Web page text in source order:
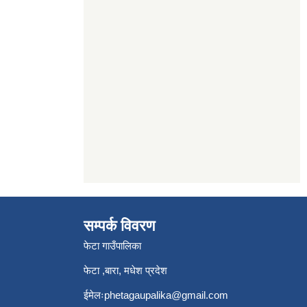
सम्पर्क विवरण
फेटा गाउँपालिका
फेटा ,बारा, मधेश प्रदेश
ईमेलःphetagaupalika@gmail.com